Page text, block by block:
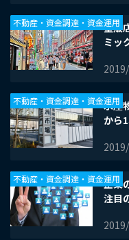
量販
ミッ
不動産・資金調達・資金運用
水産
から
不動産・資金調達・資金運用
企業
注目
不動産・資金調達・資金運用